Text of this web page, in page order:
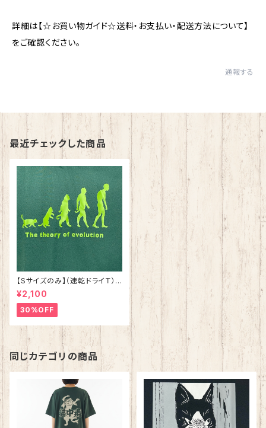
詳細は【☆お買い物ガイド☆送料・お支払い・配送方法について】
をご確認ください。
通報する
最近チェックした商品
【Sサイズのみ】（速乾ドライＴ）
猫背進化論Tシャツ アイビーグ
リーン
¥2,100
30%OFF
同じカテゴリの商品